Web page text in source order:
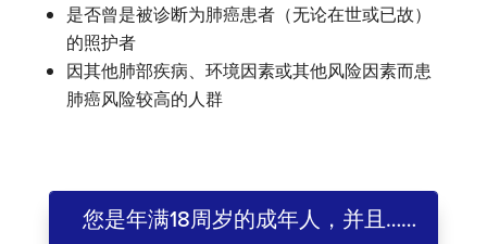
是否曾是被诊断为肺癌患者（无论在世或已故）
的照护者
因其他肺部疾病、环境因素或其他风险因素而患
肺癌风险较高的人群
您是年满18周岁的成年人，并且……